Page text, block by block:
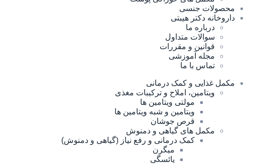
محصولات جنسی
داروخانه دکتر هیبتی
درباره ما
سوالات متداول
قوانین و مقررات
مجله آموزشی
تماس با ما
مکمل غذایی و کمک درمانی
ویتامین، املاح و ترکیبات مغذی
مولتی ویتامین ها
ویتامین و شبه ویتامین ها
قرص جوشان
مکمل های گیاهی و دمنوش
کمک درمانی و رفع نیاز (گیاهی و دمنوش)
میگرن
یائسگی